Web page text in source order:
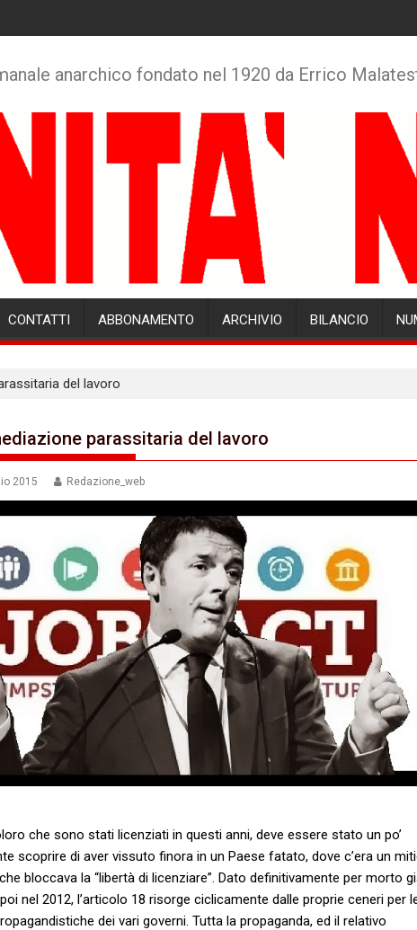
anarchico fondato nel 1920 da Errico
CONTATTI ABBONAMENTO ARCHIVIO BILANCIO
del lavoro
parassitaria del lavoro
2015 Redazione_web
che sono stati licenziati in questi anni, deve essere stato un po’
scoprire di aver vissuto finora in un Paese fatato, dove c’era un
bloccava la “libertà di licenziare”. Dato definitivamente per morto
nel 2012, l’articolo 18 risorge ciclicamente dalle proprie ceneri per
dei vari governi. Tutta la propaganda, ed il relativo